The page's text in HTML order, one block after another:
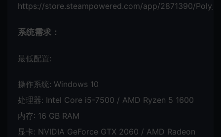
https://store.steampowered.com/app/2871390/
系统需求：
最低配置:
操作系统: Windows 10
处理器: Intel Core i5-7500 / AMD Ryzen 5 1600
内存: 16 GB RAM
显卡: NVIDIA GeForce GTX 2060 / AMD Radeon